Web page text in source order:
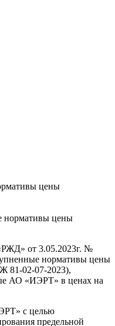
цены
нормативы цены
от 3.05.2023г. №
нормативы цены
81-02-07-2023),
АО «ИЭРТ» в ценах на
с целью
предельной